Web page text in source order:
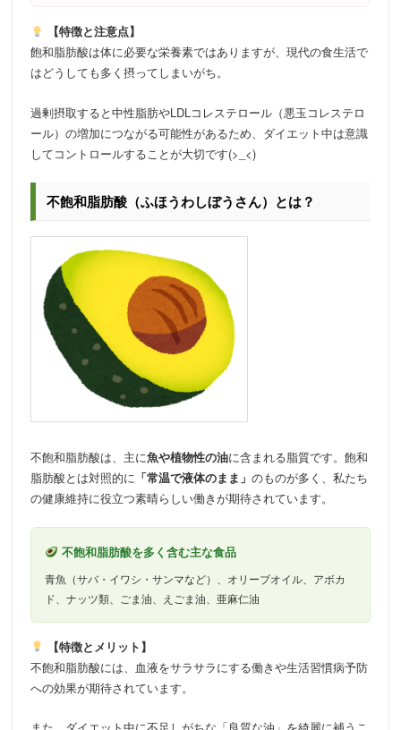
【特徴と注意点】
飽和脂肪酸は体に必要な栄養素ではありますが、現代の食生活で
はどうしても多く摂ってしまいがち。
過剰摂取すると中性脂肪やLDLコレステロール（悪玉コレステロ
ール）の増加につながる可能性があるため、ダイエット中は意識
してコントロールすることが大切です(>_<)
不飽和脂肪酸（ふほうわしぼうさん）とは？
不飽和脂肪酸は、主に魚や植物性の油に含まれる脂質です。飽和
脂肪酸とは対照的に 「常温で液体のまま」のものが多く、私たち
の健康維持に役立つ素晴らしい働きが期待されています。
不飽和脂肪酸を多く含む主な食品
青魚（サバ・イワシ・サンマなど）、オリーブオイル、アボカ
ド、ナッツ類、ごま油、えごま油、亜麻仁油
【特徴とメリット】
不飽和脂肪酸には、血液をサラサラにする働きや生活習慣病予防
への効果が期待されています。